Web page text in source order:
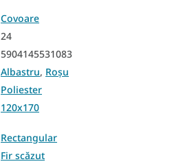
Covoare
24
5904145531083
Albastru, Roșu
Poliester
120x170
Rectangular
Fir scăzut